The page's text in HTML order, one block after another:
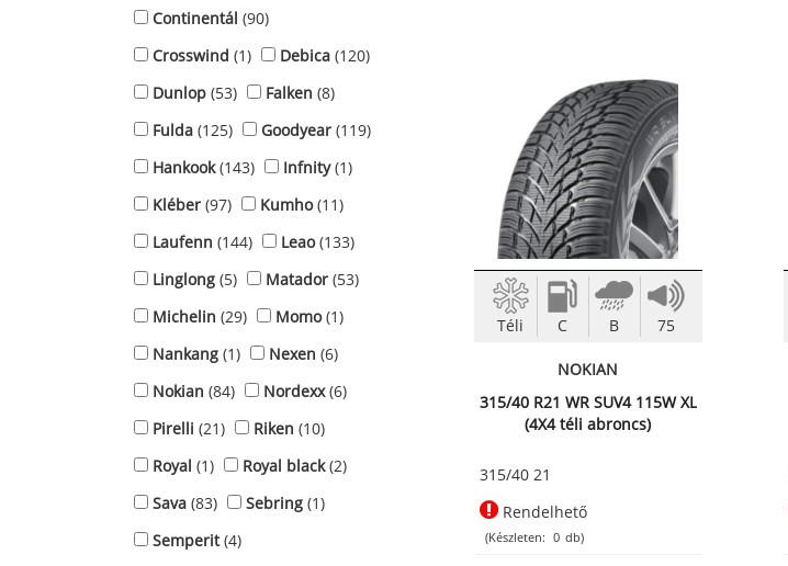
Continentál (90)
Crosswind (1) Debica (120)
Dunlop (53) Falken (8)
Fulda (125) Goodyear (119)
Hankook(143) Infnity(1)
Kléber (97) Kumho(11)
Laufenn (144) Leao(133)
Linglong (5) Matador (53)
Michelin (29) Momo(1)
Nankang (1) Nexen (6)
Nokian (84) Nordexx(6)
Pirelli (21) Riken (10)
Royal (1) Royal black(2)
Sava (83) Sebring (1)
Semperit(4)
Téli C B 75
NOKIAN
315/40 R21 WR SUV4 115W XL
(4X4 téli abroncs)
315/40 21
Rendelhető
(Készleten: 0 db)